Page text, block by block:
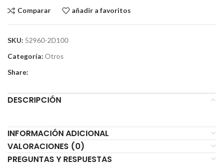
Comparar añadir a favoritos
SKU: 52960-2D100
Categoría: Otros
Share:
DESCRIPCIÓN
INFORMACIÓN ADICIONAL
VALORACIONES (0)
PREGUNTAS Y RESPUESTAS